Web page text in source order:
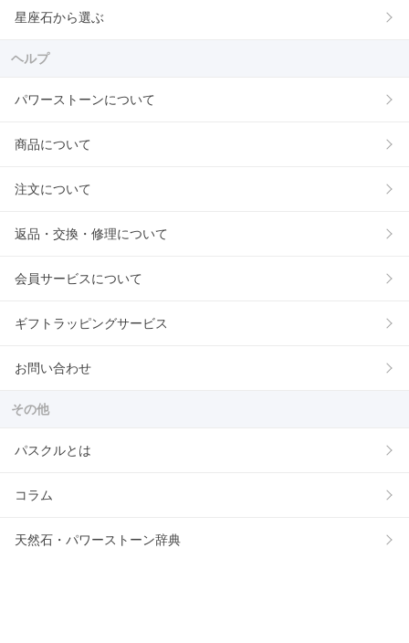
星座石から選ぶ
ヘルプ
パワーストーンについて
商品について
注文について
返品・交換・修理について
会員サービスについて
ギフトラッピングサービス
お問い合わせ
その他
パスクルとは
コラム
天然石・パワーストーン辞典